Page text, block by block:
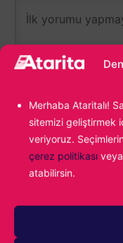
Merhaba Ataritalı!
sitemizi geliştirmek
veriyoruz.
çerez politikası veya
atabilirsin.
YORUM